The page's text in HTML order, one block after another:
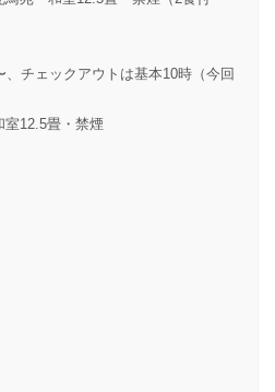
、チェックアウトは基本10時（今回
12.5畳・禁煙